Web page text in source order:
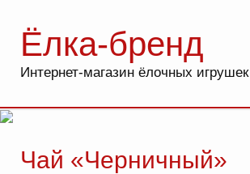
Ёлка-бренд
Интернет-магазин ёлочных игрушек
Чай «Черничный»